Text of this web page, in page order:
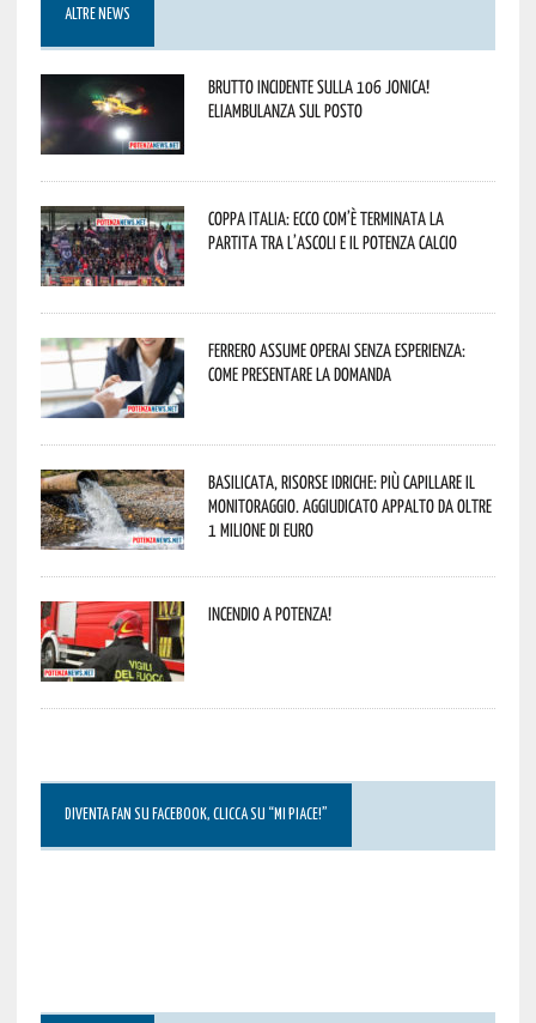
ALTRE NEWS
Brutto incidente sulla 106 Jonica!
Eliambulanza sul posto
Coppa Italia: ecco com’è terminata la
partita tra l’Ascoli e il Potenza Calcio
Ferrero assume operai senza esperienza:
come presentare la domanda
Basilicata, Risorse idriche: più capillare il
monitoraggio. Aggiudicato appalto da oltre
1 milione di euro
Incendio a Potenza!
DIVENTA FAN SU FACEBOOK, CLICCA SU “MI PIACE!”